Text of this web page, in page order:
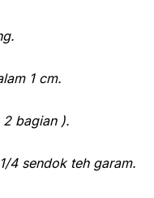
1 cm.
bagian ).
4 sendok teh garam.